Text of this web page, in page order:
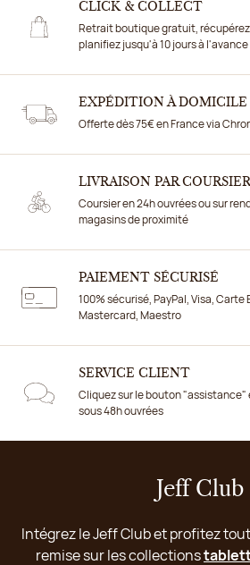
CLICK & COLLECT
Retrait boutique gratuit,
planifiez jusqu'à 10 jours à l'avance
EXPÉDITION À DOMICILE
Offerte dès 75€ en France via
LIVRAISON PAR COURSIER
Coursier en 24h ouvrées ou sur
magasins de proximité
PAIEMENT SÉCURISÉ
100% sécurisé, PayPal, Visa, Carte
Mastercard, Maestro
SERVICE CLIENT
Cliquez sur le bouton "assistance"
sous 48h ouvrées
Jeff Club
Intégrez le Jeff Club et profitez
remise sur les collections